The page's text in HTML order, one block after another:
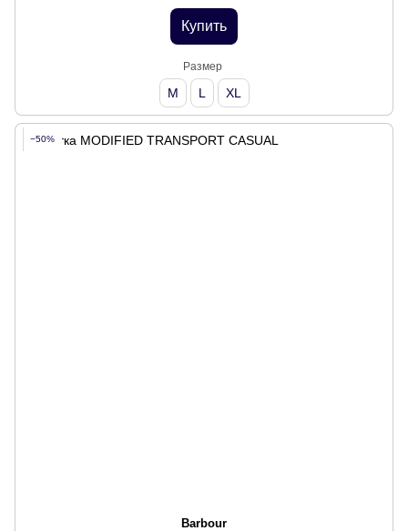
Купить
Размер
M L XL
−50%
Barbour